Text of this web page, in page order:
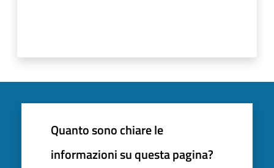
Quanto sono chiare le
informazioni su questa pagina?